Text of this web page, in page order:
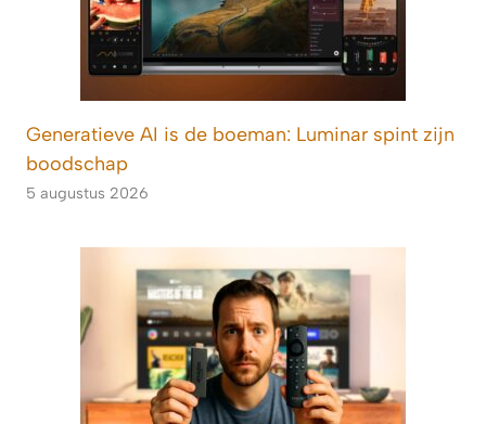
Generatieve AI is de boeman: Luminar spint zijn
boodschap
5 augustus 2026